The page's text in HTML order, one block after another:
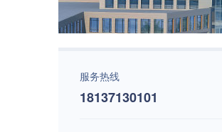
服务热线
18137130101